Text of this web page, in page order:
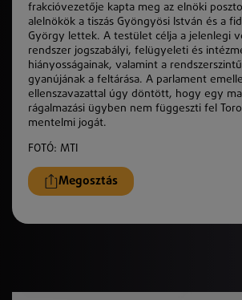
frakcióvezetője kapta meg az elnöki
alelnökök a tiszás Gyöngyösi István és a
György lettek. A testület célja a jelenlegi
rendszer jogszabályi, felügyeleti és
hiányosságainak, valamint a
gyanújának a feltárása. A parlament
ellenszavazattal úgy döntött, hogy egy
rágalmazási ügyben nem függeszti fel
mentelmi jogát.
FOTÓ: MTI
Megosztás